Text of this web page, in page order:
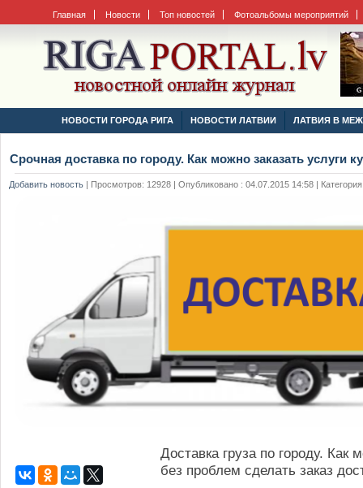
Главная Новости Топ новостей Фотоальбомы мероприятий
НОВОСТИ ГОРОДА РИГА НОВОСТИ ЛАТВИИ ЛАТВИЯ В
Срочная доставка по городу. Как можно заказать услуги
Добавить новость | Просмотров: 12928 | Опубликовано : 04.07.2015 14:58 |
Доставка груза по городу. Как
без проблем сделать заказ